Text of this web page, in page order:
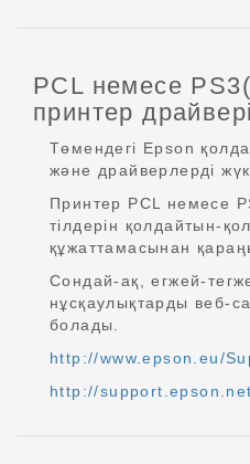
PCL немесе
принтер
Төмендегі Epson
және драйверлерді
Принтер PCL немесе
тілдерін қолдайтын-
құжаттамасынан
Сондай-ақ, егжей-
нұсқаулықтарды веб-
болады.
http://www.epson.eu/
http://